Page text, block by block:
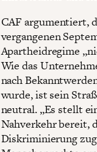
CAF argumentiert,
vergangenen
Apartheidregime
Wie das
nach
wurde, ist sein
neutral. „Es stellt
Nahverkehr bereit,
Diskriminierung